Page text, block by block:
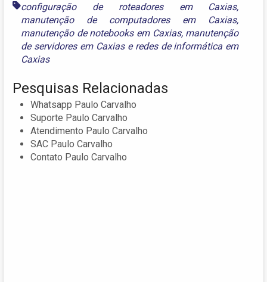
configuração de roteadores em Caxias,
manutenção de computadores em Caxias,
manutenção de notebooks em Caxias, manutenção
de servidores em Caxiase redes de informática em
Caxias
Pesquisas Relacionadas
Whatsapp Paulo Carvalho
Suporte Paulo Carvalho
Atendimento Paulo Carvalho
SAC Paulo Carvalho
Contato Paulo Carvalho